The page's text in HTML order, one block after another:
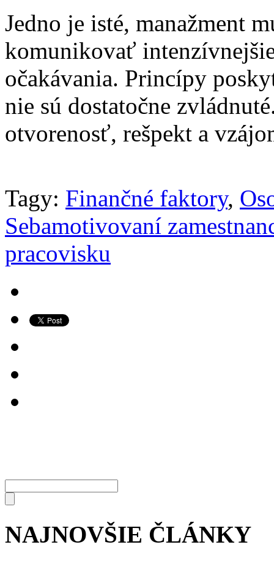
Jedno je isté, manažment
komunikovať
očakávania. Princípy
nie sú dostatočne
otvorenosť, rešpekt a
Tagy: Finančné faktory,
Sebamotivovaní
pracovisku
NAJNOVŠIE ČLÁNKY